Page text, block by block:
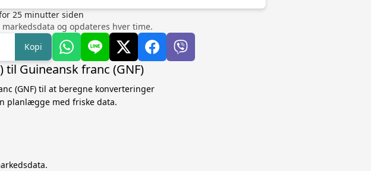
25 minutter siden
og opdateres hver time.
Kopi
Guineansk franc (GNF)
(GNF) til at beregne konverteringer
planlægge med friske data.